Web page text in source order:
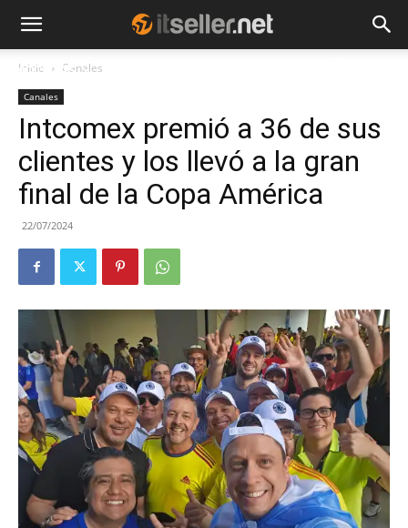
NOTICIAS
Inicio Canales
Canales
Intcomex premió a 36 de sus
clientes y los llevó a la gran
final de la Copa América
22/07/2024